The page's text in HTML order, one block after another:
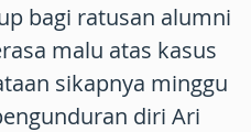
bagi ratusan alumni
malu atas kasus
sikapnya minggu
diri Ari